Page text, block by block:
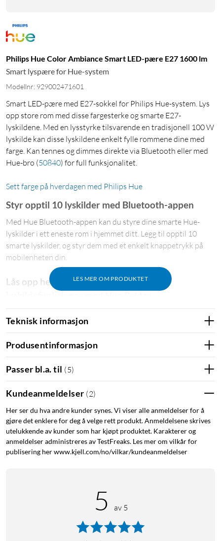
Philips Hue Color Ambiance Smart LED-pære E27 1600 lm
Smart lyspære for Hue-system
Modellnr: 929002471601
Smart LED-pære med E27-sokkel for Philips Hue-system. Lys
opp store rom med disse fargesterke og smarte E27-
lyskildene. Med en lysstyrke tilsvarende en tradisjonell 100 W
lyskilde kan disse lyskildene enkelt fylle rommene dine med
farge. Kan tennes og dimmes direkte via Bluetooth eller med
Hue-bro (50840) for full funksjonalitet.
Sett farge på hverdagen med Philips Hue
LES MER OM PRODUKTET
Styr opptil 10 lyskilder med Bluetooth-appen
Med Hue Bluetooth-appen kan du styre dine smarte Hue-
lyskilder i ett eneste rom i hjemmet ditt. Legg til opptil 10
smarte lyskilder, og styr dem med et enkelt knappetrykk på
mobilenheten din.
Lås opp hele utvalget av smarte
kan oppleve hele spekteret av Philips Hue-funksjoner. Med en
Hue Bridge kan du legge til opptil 50 smarte lyskilder for
styring i hele hjemmet. Skap rutiner for å automatisere hele
smarthjembelysningen din. Styr belysningen når du er borte,
eller legg til tilbehør som bevegelsessensorer og smarte
strømbrytere.
Skaff deg de perfekte lysinnstillingene for dine
daglige behov
Fire forhåndsinnstilte moduser – Få ny energi, Konsentrasjon,
Les og Koble av – som er skapt for dine daglige behov. De to
og stresse ned en trøtt hjerne.
Skap en personlig opplevelse med fargesprakende
Teknisk informasjon
Produsentinformasjon
Passer bl.a. til (5)
Kundeanmeldelser (2)
Her ser du hva andre kunder synes. Vi viser alle anmeldelser for å
gjøre det enklere for deg å velge rett produkt. Anmeldelsene skrives
utelukkende av kunder som har kjøpt produktet. Karakterer og
anmeldelser administreres av TestFreaks. Les mer om vilkår for
publisering her www.kjell.com/no/vilkar/kundeanmeldelser
5 av 5